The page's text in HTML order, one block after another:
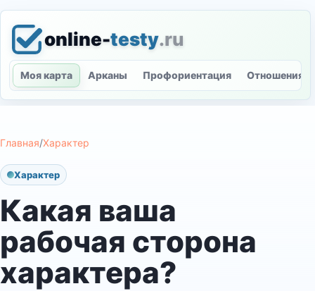
online-testy.ru
Моя карта Арканы Профориентация Отношения
Главная/Характер
Характер
Какая ваша
рабочая сторона
характера?